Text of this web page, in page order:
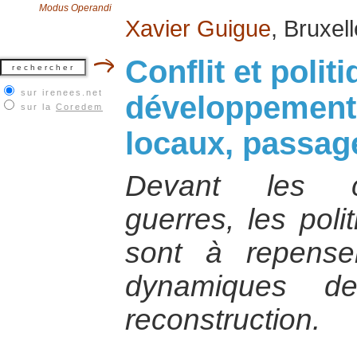
Modus Operandi
sur irenees.net
sur la Coredem
Xavier Guigue,
Conflit et
locaux,
Devant les
guerres, les
sont à
dynamiques
reconstruction.